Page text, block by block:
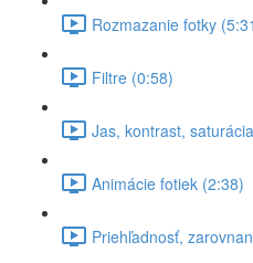
Rozmazanie fotky
Filtre (0:58)
Jas, kontrast,
Animácie fotiek (2:38)
Priehľadnosť,